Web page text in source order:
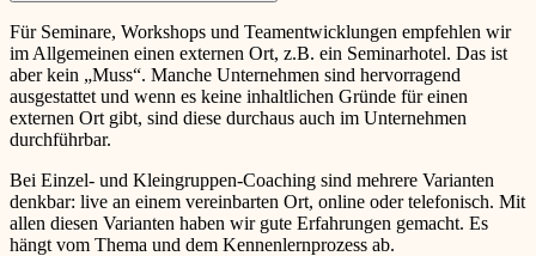
Für Seminare, Workshops und Teamentwicklungen empfehlen wir
im Allgemeinen einen externen Ort, z.B. ein Seminarhotel. Das ist
aber kein „Muss“. Manche Unternehmen sind hervorragend
ausgestattet und wenn es keine inhaltlichen Gründe für einen
externen Ort gibt, sind diese durchaus auch im Unternehmen
durchführbar.
Bei Einzel- und Kleingruppen-Coaching sind mehrere Varianten
denkbar: live an einem vereinbarten Ort, online oder telefonisch. Mit
allen diesen Varianten haben wir gute Erfahrungen gemacht. Es
hängt vom Thema und dem Kennenlernprozess ab.